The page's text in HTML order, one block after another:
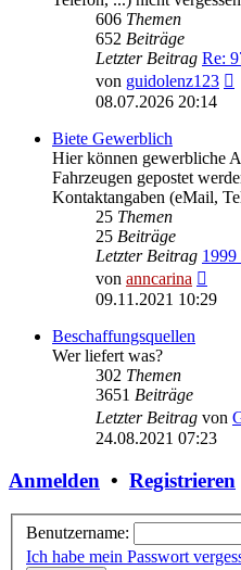
606 Themen
652 Beiträge
Letzter Beitrag Re:
von guidolenz123
08.07.2026 20:14
Biete Gewerblich
Hier können gewerbliche
Fahrzeugen gepostet
Kontaktangaben (eMail,
25 Themen
25 Beiträge
Letzter Beitrag
von anncarina
09.11.2021 10:29
Beschaffungsquellen
Wer liefert was?
302 Themen
3651 Beiträge
Letzter Beitrag von
24.08.2021 07:23
Anmelden • Registrieren
Benutzername:
Ich habe mein Passwort